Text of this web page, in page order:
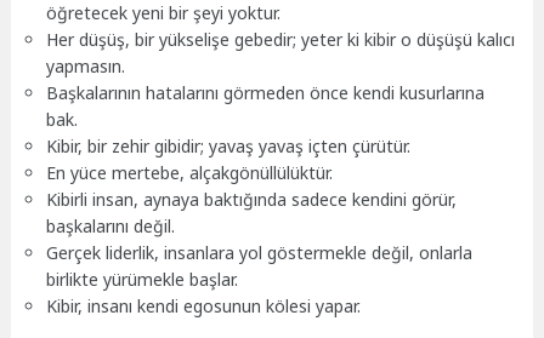
öğretecek yeni bir şeyi yoktur.
Her düşüş, bir yükselişe gebedir; yeter ki kibir o düşüşü kalıcı
yapmasın.
Başkalarının hatalarını görmeden önce kendi kusurlarına
bak.
Kibir, bir zehir gibidir; yavaş yavaş içten çürütür.
En yüce mertebe, alçakgönüllülüktür.
Kibirli insan, aynaya baktığında sadece kendini görür,
başkalarını değil.
Gerçek liderlik, insanlara yol göstermekle değil, onlarla
birlikte yürümekle başlar.
Kibir, insanı kendi egosunun kölesi yapar.